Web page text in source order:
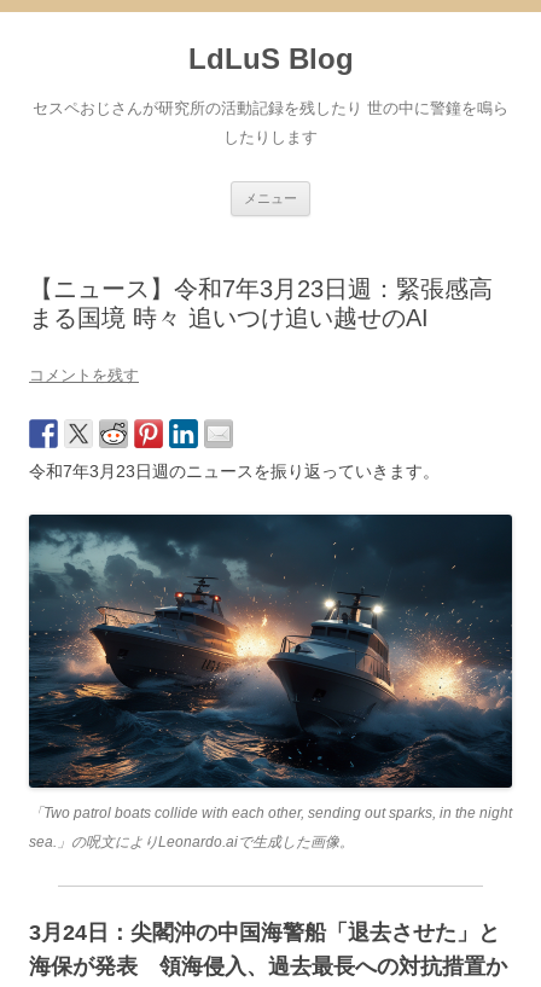
へ
ス
LdLuS Blog
セスペおじさんが研究所の活動記録を残したり 世の中に警鐘を鳴ら
したりします
メニュー
【ニュース】令和7年3月23日週：緊張感高
まる国境 時々 追いつけ追い越せのAI
コメントを残す
令和7年3月23日週のニュースを振り返っていきます。
「Two patrol boats collide with each other, sending out sparks, in the night
sea.」の呪文によりLeonardo.aiで生成した画像。
3月24日：尖閣沖の中国海警船「退去させた」と
海保が発表 領海侵入、過去最長への対抗措置か